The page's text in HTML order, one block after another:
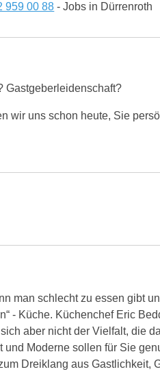
959 00 88 - Jobs in Dürrenroth
Gastgeberleidenschaft?
wir uns schon heute, Sie
man schlecht zu essen gibt
- Küche. Küchenchef Eric
aber nicht der Vielfalt, die
Moderne sollen für Sie
Dreiklang aus Gastlichkeit,